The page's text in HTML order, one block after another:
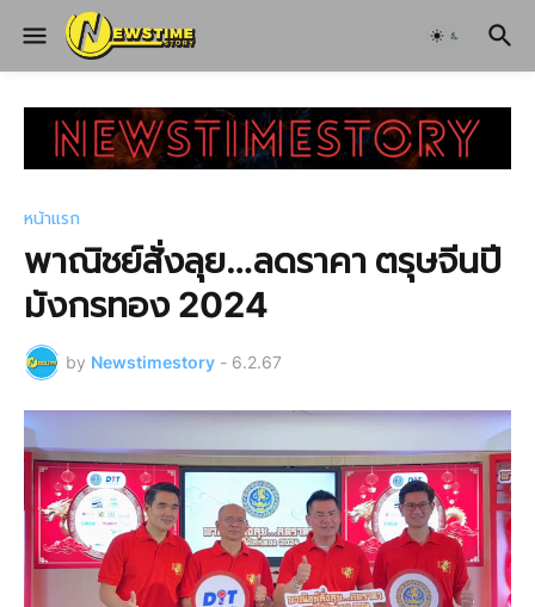
หน้าแรก
พาณิชย์สั่งลุย…ลดราคา ตรุษจีนปี
มังกรทอง 2024
by Newstimestory - 6.2.67